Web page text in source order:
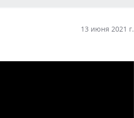
13 июня 2021 г.